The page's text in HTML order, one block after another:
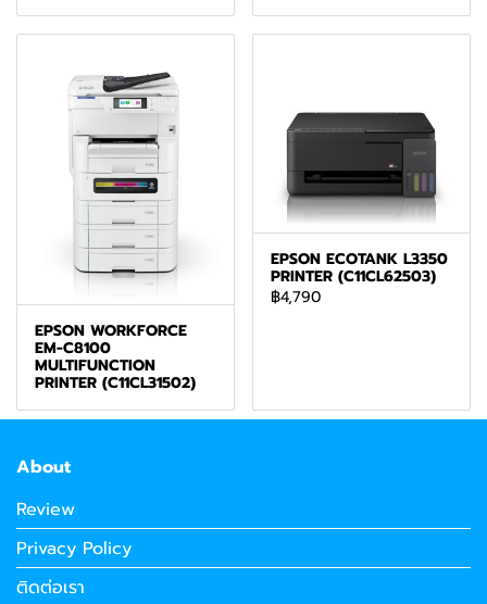
EPSON WORKFORCE
EM-C8100
MULTIFUNCTION
PRINTER (C11CL31502)
EPSON ECOTANK L3350
PRINTER (C11CL62503)
฿4,790
About
Review
Privacy Policy
ติดต่อเรา